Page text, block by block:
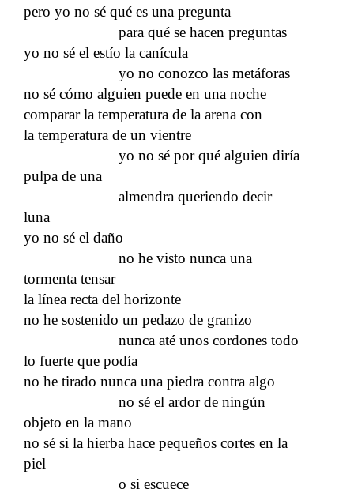
pero yo no sé qué es una pregunta
para qué se hacen preguntas
yo no sé el estío la canícula
yo no conozco las metáforas
no sé cómo alguien puede en una noche
comparar la temperatura de la arena con
la temperatura de un vientre
yo no sé por qué alguien diría
pulpa de una
almendra queriendo decir
luna
yo no sé el daño
no he visto nunca una
tormenta tensar
la línea recta del horizonte
no he sostenido un pedazo de granizo
nunca até unos cordones todo
lo fuerte que podía
no he tirado nunca una piedra contra algo
no sé el ardor de ningún
objeto en la mano
no sé si la hierba hace pequeños cortes en la
piel
o si escuece